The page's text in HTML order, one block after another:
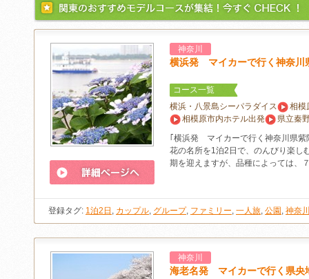
神奈川
横浜発 マイカーで行く神奈川
コース一覧
横浜・八景島シーパラダイス
相模
相模原市内ホテル出発
県立秦
｢横浜発 マイカーで行く神奈川県紫
花の名所を1泊2日で、のんびり楽し
期を迎えますが、品種によっては、
登録タグ: 1泊2日 , カップル, グループ, ファミリー, 一人旅, 公園 , 神奈
神奈川
海老名発 マイカーで行く県央